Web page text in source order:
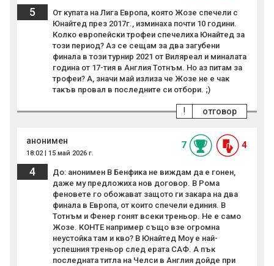
5
От купата на Лига Европа, която Жозе спечели с
Юнайтед през 2017г., изминаха почти 10 години.
Колко европейски трофеи спечелиха Юнайтед за
този период? Аз се сещам за два загубени
финала в този турнир 2021 от Виляреал и миналата
година от 17-тия в Англия Тотнъм. Но аз питам за
трофеи? А, значи май излиза че Жозе не е чак
такъв провал в последните си отбори. ;)
отговор
!
анонимен
18:02 | 15 май 2026 г.
7 4
4
До: анонимен В Бенфика не виждам да е гонен,
даже му предложиха нов договор. В Рома
феновете го обожават защото ги закара на два
финала в Европа, от които спечели единия. В
Тотнъм и Фенер гонят всеки треньор. Не е само
Жозе. КОНТЕ например също взе огромна
неустойка там и кво? В Юнайтед Моу е най-
успешния треньор след ерата САФ. А пък
последната титла на Челси в Англия дойде при